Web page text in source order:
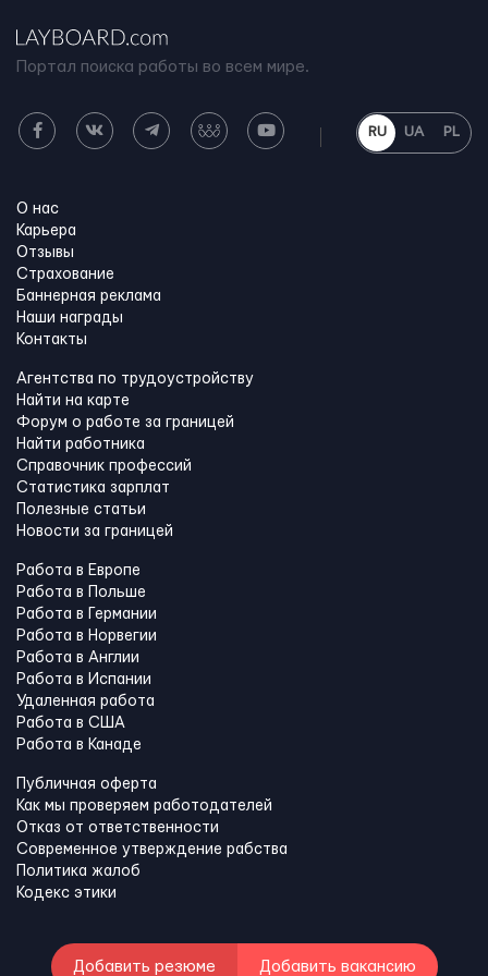
Портал поиска работы во всем мире.
RU UA PL
О нас
Карьера
Отзывы
Страхование
Баннерная реклама
Наши награды
Контакты
Агентства по трудоустройству
Найти на карте
Форум о работе за границей
Найти работника
Справочник профессий
Статистика зарплат
Полезные статьи
Новости за границей
Работа в Европе
Работа в Польше
Работа в Германии
Работа в Норвегии
Работа в Англии
Работа в Испании
Удаленная работа
Работа в США
Работа в Канадe
Публичная оферта
Как мы проверяем работодателей
Отказ от ответственности
Современное утверждение рабства
Политика жалоб
Кодекс этики
Добавить резюме Добавить вакансию